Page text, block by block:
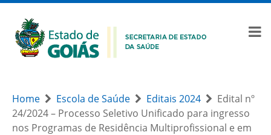
Home Escola de Saúde Editais 2024
Edital nº
24/2024 – Processo Seletivo Unificado para ingresso
nos Programas de Residência Multiprofissional e em